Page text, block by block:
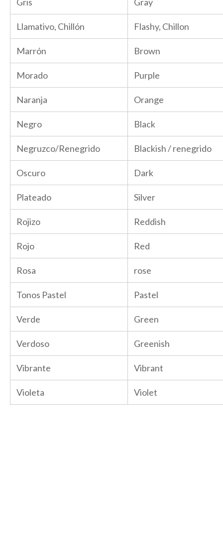
Llamativo, Chillón Flashy, Chillon
Marrón Brown
Morado Purple
Naranja Orange
Negro Black
Negruzco/Renegrido Blackish / renegrido
Oscuro Dark
Plateado Silver
Rojizo Reddish
Rojo Red
Rosa rose
Tonos Pastel Pastel
Verde Green
Verdoso Greenish
Vibrante Vibrant
Violeta Violet